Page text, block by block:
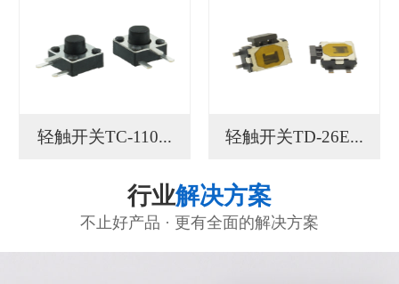
轻触开关TC-110... 轻触开关TD-26E...
行业解决方案
不止好产品 · 更有全面的解决方案